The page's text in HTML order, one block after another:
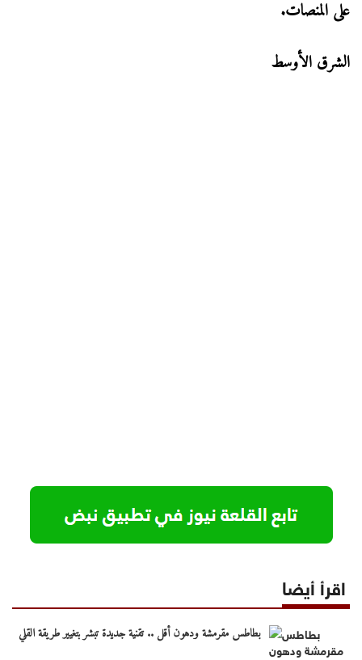
على المنصات.
الشرق الأوسط
اقرأ أيضا
بطاطس مقرمشة ودهون أقل .. تقنية جديدة تبشر بتغيير طريقة القلي